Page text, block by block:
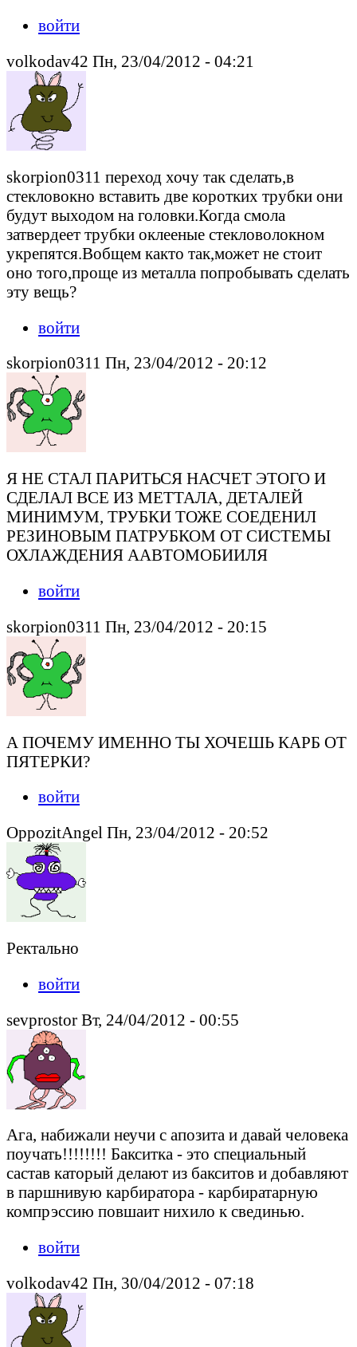
войти
volkodav42 Пн, 23/04/2012 - 04:21
skorpion0311 переход хочу так сделать,в
стекловокно вставить две коротких трубки они
будут выходом на головки.Когда смола
затвердеет трубки оклееные стекловолокном
укрепятся.Вобщем както так,может не стоит
оно того,проще из металла попробывать сделать
эту вещь?
войти
skorpion0311 Пн, 23/04/2012 - 20:12
Я НЕ СТАЛ ПАРИТЬСЯ НАСЧЕТ ЭТОГО И
СДЕЛАЛ ВСЕ ИЗ МЕТТАЛА, ДЕТАЛЕЙ
МИНИМУМ, ТРУБКИ ТОЖЕ СОЕДЕНИЛ
РЕЗИНОВЫМ ПАТРУБКОМ ОТ СИСТЕМЫ
ОХЛАЖДЕНИЯ ААВТОМОБИИЛЯ
войти
skorpion0311 Пн, 23/04/2012 - 20:15
А ПОЧЕМУ ИМЕННО ТЫ ХОЧЕШЬ КАРБ ОТ
ПЯТЕРКИ?
войти
OppozitAngel Пн, 23/04/2012 - 20:52
Ректально
войти
sevprostor Вт, 24/04/2012 - 00:55
Ага, набижали неучи с апозита и давай человека
поучать!!!!!!!! Бакситка - это специальный
састав каторый делают из бакситов и добавляют
в паршнивую карбиратора - карбиратарную
компрэссию повшаит нихило к свединью.
войти
volkodav42 Пн, 30/04/2012 - 07:18